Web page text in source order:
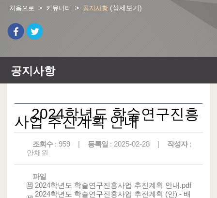
처음으로 > 커뮤니티 > 공지사항 (상세보기)
공지사항
2024학년도 학술연구진흥
사업 추진계획 안내
조회수: 959 | 등록일 : 2025-02-28 | 작성자:
안채원
파일
2024학년도 학술연구진흥사업 추진계획 안내.pdf
2024학년도 학술연구진흥사업 추진계획 (안) - 배